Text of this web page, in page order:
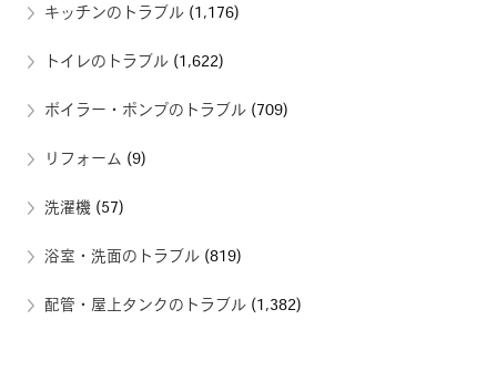
キッチンのトラブル (1,176)
トイレのトラブル (1,622)
ボイラー・ポンプのトラブル (709)
リフォーム (9)
洗濯機 (57)
浴室・洗面のトラブル (819)
配管・屋上タンクのトラブル (1,382)